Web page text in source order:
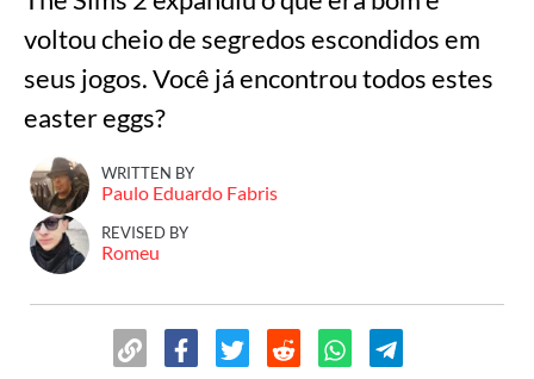
voltou cheio de segredos escondidos em
seus jogos. Você já encontrou todos estes
easter eggs?
WRITTEN BY
Paulo Eduardo Fabris
REVISED BY
Romeu